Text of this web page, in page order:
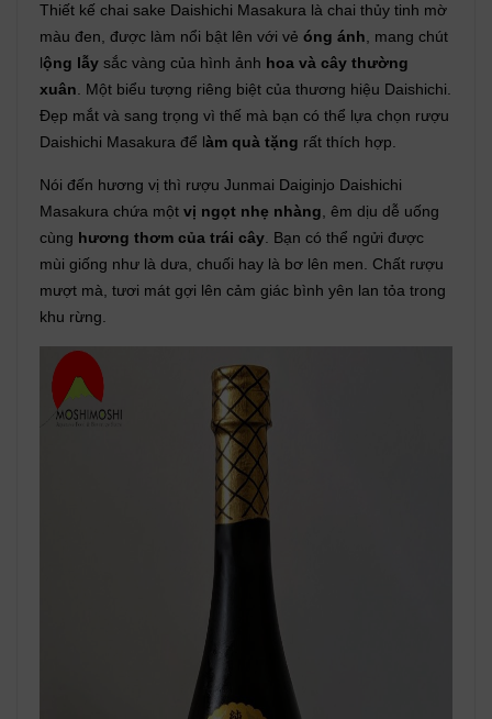
Thiết kế chai sake Daishichi Masakura là chai thủy tinh mờ
màu đen, được làm nổi bật lên với vẻ óng ánh , mang chút
lộng lẫy sắc vàng của hình ảnh hoa và cây thường
xuân . Một biểu tượng riêng biệt của thương hiệu Daishichi.
Đẹp mắt và sang trọng vì thế mà bạn có thể lựa chọn rượu
Daishichi Masakura để làm quà tặng rất thích hợp.
Nói đến hương vị thì rượu Junmai Daiginjo Daishichi
Masakura chứa một vị ngọt nhẹ nhàng , êm dịu dễ uống
cùng hương thơm của trái cây . Bạn có thể ngửi được
mùi giống như là dưa, chuối hay là bơ lên men. Chất rượu
mượt mà, tươi mát gợi lên cảm giác bình yên lan tỏa trong
khu rừng.